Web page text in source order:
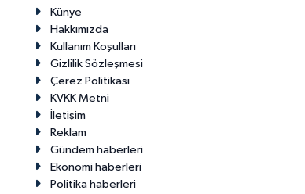
Durumda?Künye
Hakkımızda
Kullanım Koşulları
Gizlilik Sözleşmesi
Çerez Politikası
KVKK Metni
İletişim
Reklam
Gündem haberleri
Ekonomi haberleri
Politika haberleri